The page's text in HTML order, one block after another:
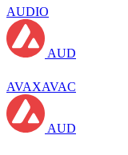
AUDIO
AUD
AVAXAVAC
AUD